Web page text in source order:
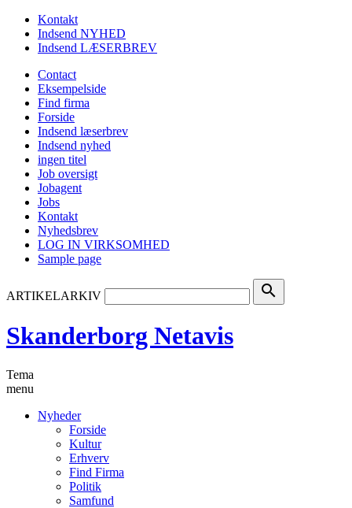
Kontakt
Indsend NYHED
Indsend LÆSERBREV
Contact
Eksempelside
Find firma
Forside
Indsend læserbrev
Indsend nyhed
ingen titel
Job oversigt
Jobagent
Jobs
Kontakt
Nyhedsbrev
LOG IN VIRKSOMHED
Sample page
ARTIKELARKIV search
Skanderborg Netavis
Tema
menu
Nyheder
Forside
Kultur
Erhverv
Find Firma
Politik
Samfund